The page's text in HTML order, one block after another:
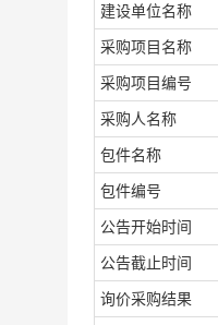
建设单位名称
采购项目名称
采购项目编号
采购人名称
包件名称
包件编号
公告开始时间
公告截止时间
询价采购结果